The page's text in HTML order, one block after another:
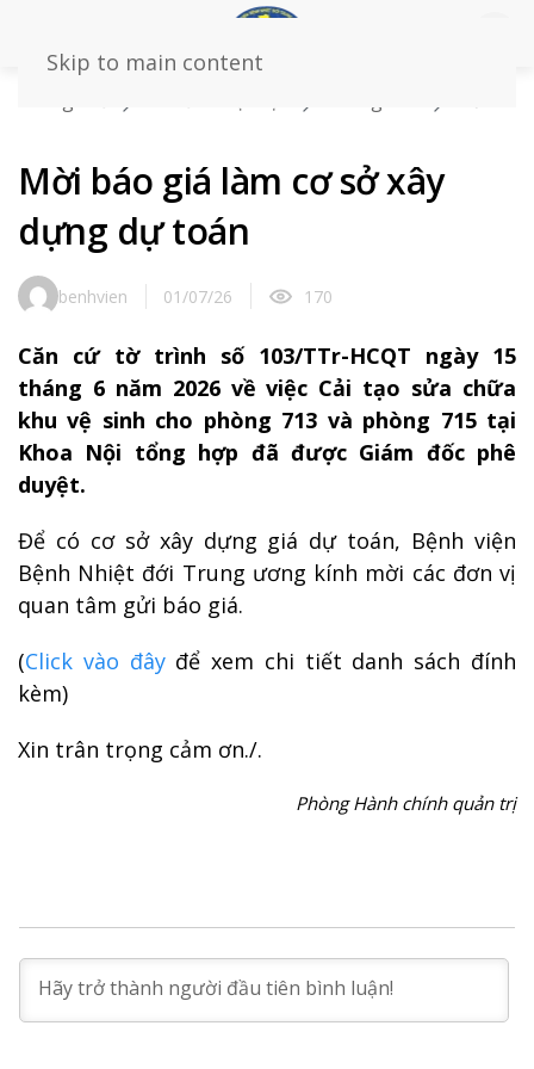
Skip to main content
Mời báo giá làm cơ sở xây
dựng dự toán
benhvien 01/07/26 170
Căn cứ tờ trình số 103/TTr-HCQT ngày 15
tháng 6 năm 2026 về việc Cải tạo sửa chữa
khu vệ sinh cho phòng 713 và phòng 715 tại
Khoa Nội tổng hợp đã được Giám đốc phê
duyệt.
Để có cơ sở xây dựng giá dự toán, Bệnh viện
Bệnh Nhiệt đới Trung ương kính mời các đơn vị
quan tâm gửi báo giá.
(Click vào đâyđể xem chi tiết danh sách đính
kèm)
Xin trân trọng cảm ơn./.
Phòng Hành chính quản trị